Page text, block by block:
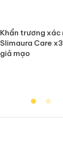
Khẩn trương xác
Slimaura Care
giả mạo